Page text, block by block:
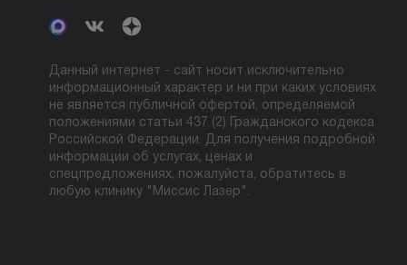
Данный интернет - сайт носит исключительно
информационный характер и ни при каких условиях
не является публичной офертой, определяемой
положениями статьи 437 (2) Гражданского кодекса
Российской Федерации. Для получения подробной
информации об услугах, ценах и
спецпредложениях, пожалуйста, обратитесь в
любую клинику "Миссис Лазер".